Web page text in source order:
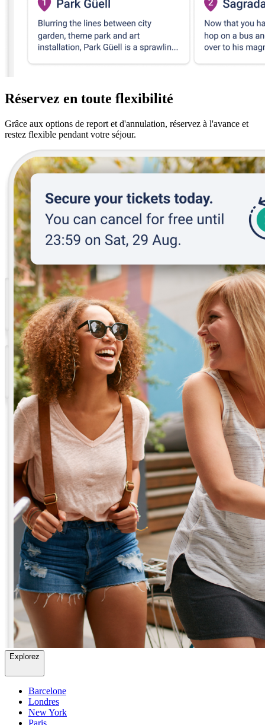
Réservez en toute flexibilité
Grâce aux options de report et d'annulation, réservez à l'avance et
restez flexible pendant votre séjour.
Explorez
Barcelone
Londres
New York